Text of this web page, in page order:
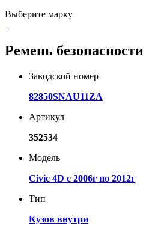
Выберите марку
Ремень безопасности
Заводской номер
82850SNAU11ZA
Артикул
352534
Модель
Civic 4D с 2006г по 2012г
Тип
Кузов внутри